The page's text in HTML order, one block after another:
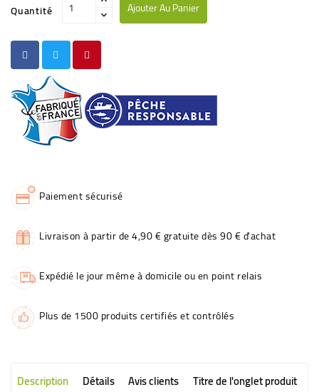
Quantité Ajouter Au Panier
Paiement sécurisé
Livraison à partir de 4,90 € gratuite dès 90 € d'achat
Expédié le jour même à domicile ou en point relais
Plus de 1500 produits certifiés et contrôlés
Description Détails Avis clients Titre de l'onglet produit